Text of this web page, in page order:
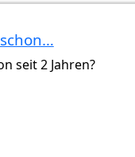
überprüft)
seit 2 Jahren?